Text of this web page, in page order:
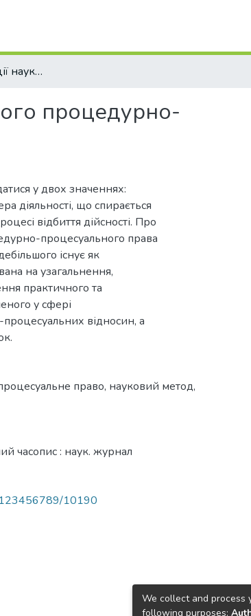
Методи та функції науки адміністративного процедурно-процесуального права
процедурно-
у двох значеннях:
діяльності, що спирається
відбиття дійсності. Про
процесуального права
існує як
на узагальнення,
практичного та
у сфері
відносин, а
право, науковий метод,
часопис : наук. журнал
123456789/10190
We collect and process
following purposes: